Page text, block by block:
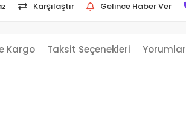
Karşılaştır Gelince Haber Ver
Kargo Taksit Seçenekleri Yorumlar